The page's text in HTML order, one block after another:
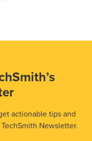
actionable tips and
Newsletter.